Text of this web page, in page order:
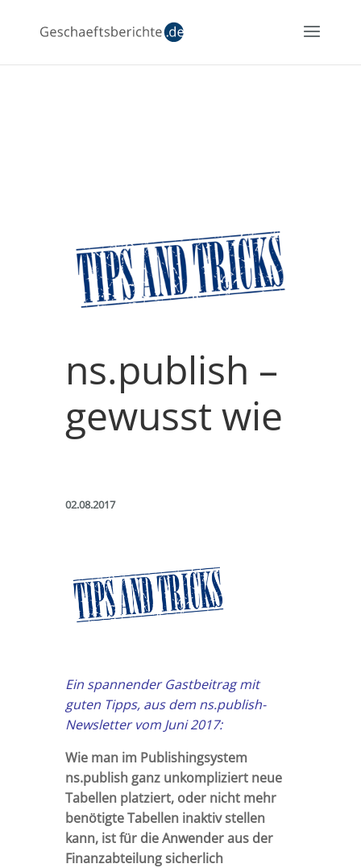
ns.publish –
gewusst wie
02.08.2017
Ein spannender Gastbeitrag mit
guten Tipps, aus dem ns.publish-
Newsletter vom Juni 2017:
Wie man im Publishingsystem
ns.publish ganz unkompliziert neue
Tabellen platziert, oder nicht mehr
benötigte Tabellen inaktiv stellen
kann, ist für die Anwender aus der
Finanzabteilung sicherlich